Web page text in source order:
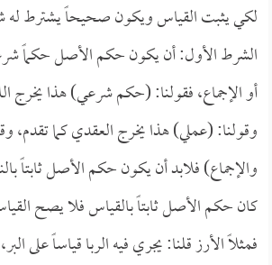
لكي يثبت القياس ويكون صحيحاً يشترط
الشرط الأول: أن يكون حكم الأصل حكماً
أو الإجماع، فقولنا: (حكم شرعي) هذا يخرج
وقولنا: (عملي) هذا يخرج العقدي كما تقدم،
والإجماع) فلابد أن يكون حكم الأصل ثابتاً
كان حكم الأصل ثابتاً بالقياس فلا يصح
فمثلاً الأرز قلنا: يجري فيه الربا قياساً على